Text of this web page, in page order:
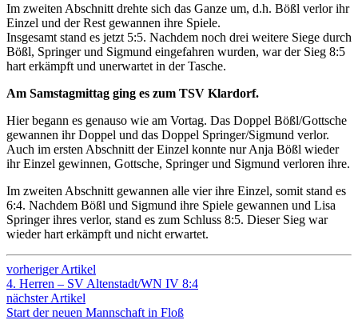
Im zweiten Abschnitt drehte sich das Ganze um, d.h. Bößl verlor ihr
Einzel und der Rest gewannen ihre Spiele.
Insgesamt stand es jetzt 5:5. Nachdem noch drei weitere Siege durch
Bößl, Springer und Sigmund eingefahren wurden, war der Sieg 8:5
hart erkämpft und unerwartet in der Tasche.
Am Samstagmittag ging es zum TSV Klardorf.
Hier begann es genauso wie am Vortag. Das Doppel Bößl/Gottsche
gewannen ihr Doppel und das Doppel Springer/Sigmund verlor.
Auch im ersten Abschnitt der Einzel konnte nur Anja Bößl wieder
ihr Einzel gewinnen, Gottsche, Springer und Sigmund verloren ihre.
Im zweiten Abschnitt gewannen alle vier ihre Einzel, somit stand es
6:4. Nachdem Bößl und Sigmund ihre Spiele gewannen und Lisa
Springer ihres verlor, stand es zum Schluss 8:5. Dieser Sieg war
wieder hart erkämpft und nicht erwartet.
vorheriger Artikel
4. Herren – SV Altenstadt/WN IV 8:4
nächster Artikel
Start der neuen Mannschaft in Floß